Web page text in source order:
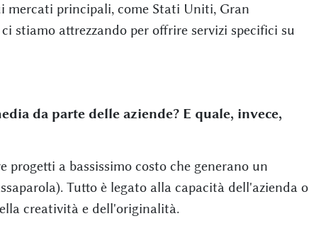
mercati principali, come Stati Uniti, Gran
stiamo attrezzando per offrire servizi specifici su
da parte delle aziende? E quale, invece,
progetti a bassissimo costo che generano un
Tutto è legato alla capacità dell'azienda o
creatività e dell'originalità.